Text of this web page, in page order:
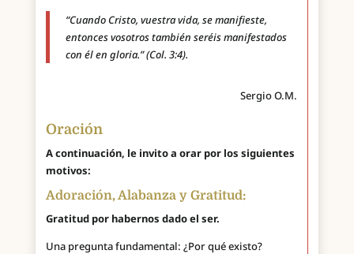
“Cuando Cristo, vuestra vida, se manifieste,
entonces vosotros también seréis manifestados
con él en gloria.” (Col. 3:4).
Sergio O.M.
Oración
A continuación, le invito a orar por los siguientes
motivos:
Adoración, Alabanza y Gratitud:
Gratitud por habernos dado el ser.
Una pregunta fundamental: ¿Por qué existo?